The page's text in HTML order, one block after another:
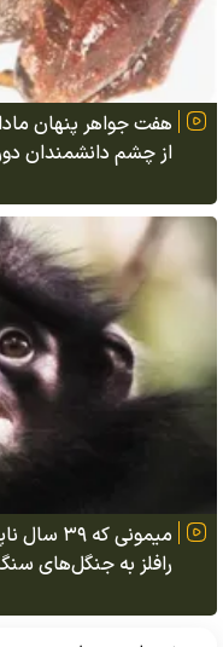
هفت جواهر پنهان
از چشم دانشمندان
میمونی
رافلز به جنگل‌های